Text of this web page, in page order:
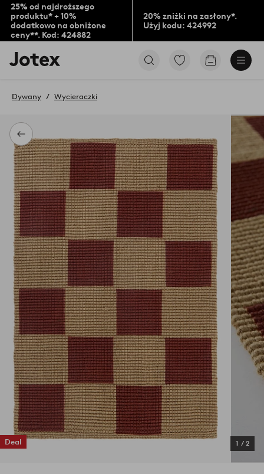
25% od najdroższego
produktu* + 10%
dodatkowo na obniżone
ceny**. Kod: 424882
20% zniżki na zasłony*.
Użyj kodu: 424992
Logo
Jotex
na
stronę
PrzejdźPrzejdź
Powrót
Dywany Wycieraczki
Deal 1 / 2